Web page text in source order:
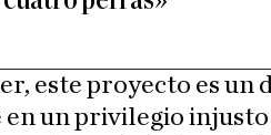
este proyecto es un
un privilegio